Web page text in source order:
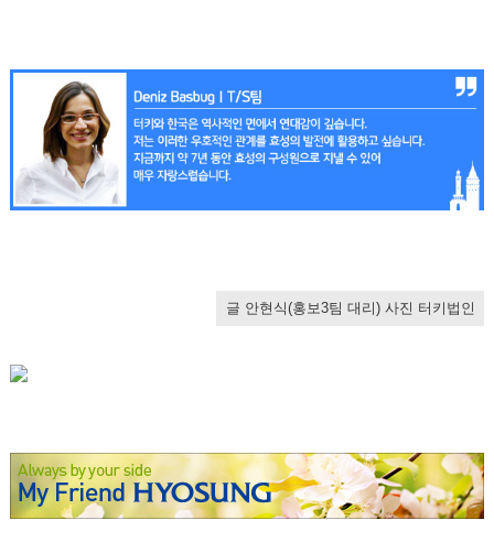
글 안현식(홍보3팀 대리) 사진 터키법인